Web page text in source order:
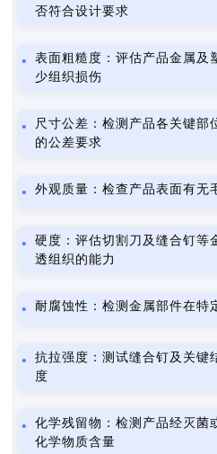
否符合设计要求
表面粗糙度：评估产品金属及
少组织损伤
尺寸公差：检测产品各关键部
的公差要求
外观质量：检查产品表面有无
硬度：评估切割刀及缝合钉等
透组织的能力
耐腐蚀性：检测金属部件在特
抗拉强度：测试缝合钉及关键
度
化学残留物：检测产品经灭菌
化学物质含量